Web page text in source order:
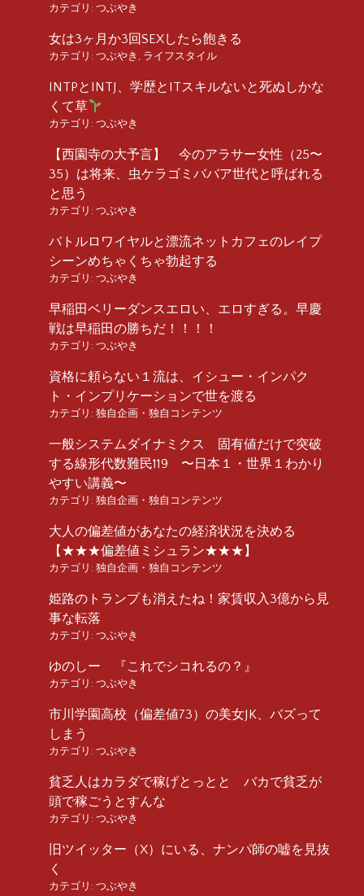
カテゴリ: つぶやき
女は3ヶ月か3回SEXしたら飽きる
カテゴリ: つぶやき , ライフスタイル
INTPとINTJ、学歴とITスキルないと死ぬしかな
くて草
カテゴリ: つぶやき
【西園寺の大予言】 今のアラサー女性（25〜
35）は将来、虫ケラゴミババア世代と呼ばれる
と思う
カテゴリ: つぶやき
バトルロワイヤルと漂流ネットカフェのレイプ
シーンめちゃくちゃ勃起する
カテゴリ: つぶやき
早稲田ベリーダンスエロい、エロすぎる。早慶
戦は早稲田の勝ちだ！！！！
カテゴリ: つぶやき
資格に頼らない１流は、イシュー・インパク
ト・インプリケーションで世を渡る
カテゴリ: 独自企画・独自コンテンツ
一般システムダイナミクス 固有値だけで突破
する線形代数難民119 〜日本１・世界１わかり
やすい講義〜
カテゴリ: 独自企画・独自コンテンツ
大人の偏差値があなたの経済状況を決める
【★★★偏差値ミシュラン★★★】
カテゴリ: 独自企画・独自コンテンツ
姫路のトランプも消えたね！家賃収入3億から見
事な転落
カテゴリ: つぶやき
ゆのしー 『これでシコれるの？』
カテゴリ: つぶやき
市川学園高校（偏差値73）の美女JK、バズって
しまう
カテゴリ: つぶやき
貧乏人はカラダで稼げとっとと バカで貧乏が
頭で稼ごうとすんな
カテゴリ: つぶやき
旧ツイッター（X）にいる、ナンパ師の嘘を見抜
く
カテゴリ: つぶやき